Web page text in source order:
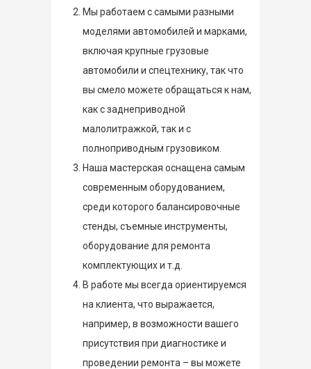
Мы работаем с самыми разными
моделями автомобилей и марками,
включая крупные грузовые
автомобили и спецтехнику, так что
вы смело можете обращаться к нам,
как с заднеприводной
малолитражкой, так и с
полноприводным грузовиком.
Наша мастерская оснащена самым
современным оборудованием,
среди которого балансировочные
стенды, съемные инструменты,
оборудование для ремонта
комплектующих и т.д.
В работе мы всегда ориентируемся
на клиента, что выражается,
например, в возможности вашего
присутствия при диагностике и
проведении ремонта – вы можете